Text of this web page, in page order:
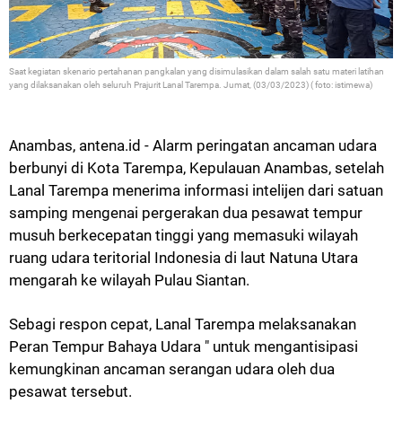
Saat kegiatan skenario pertahanan pangkalan yang disimulasikan dalam salah satu materi latihan
yang dilaksanakan oleh seluruh Prajurit Lanal Tarempa. Jumat, (03/03/2023) ( foto: istimewa)
Anambas, antena.id - Alarm peringatan ancaman udara
berbunyi di Kota Tarempa, Kepulauan Anambas, setelah
Lanal Tarempa menerima informasi intelijen dari satuan
samping mengenai pergerakan dua pesawat tempur
musuh berkecepatan tinggi yang memasuki wilayah
ruang udara teritorial Indonesia di laut Natuna Utara
mengarah ke wilayah Pulau Siantan.
Sebagi respon cepat, Lanal Tarempa melaksanakan
Peran Tempur Bahaya Udara " untuk mengantisipasi
kemungkinan ancaman serangan udara oleh dua
pesawat tersebut.